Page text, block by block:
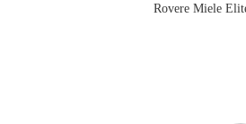
Rovere Miele